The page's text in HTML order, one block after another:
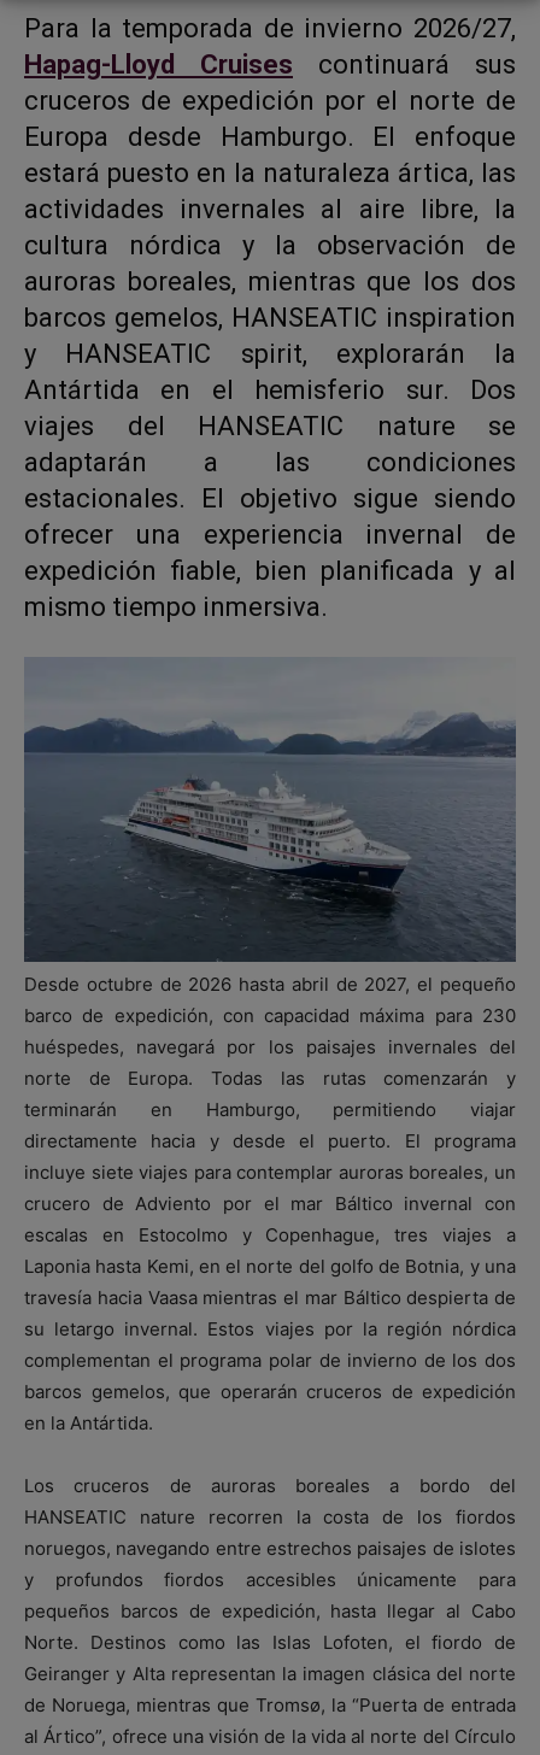
Para la temporada de invierno 2026/27,
Hapag-Lloyd Cruises continuará sus
cruceros de expedición por el norte de
Europa desde Hamburgo. El enfoque
estará puesto en la naturaleza ártica, las
actividades invernales al aire libre, la
cultura nórdica y la observación de
auroras boreales, mientras que los dos
barcos gemelos, HANSEATIC inspiration
y HANSEATIC spirit, explorarán la
Antártida en el hemisferio sur. Dos
viajes del HANSEATIC nature se
adaptarán a las condiciones
estacionales. El objetivo sigue siendo
ofrecer una experiencia invernal de
expedición fiable, bien planificada y al
mismo tiempo inmersiva.
Desde octubre de 2026 hasta abril de 2027, el pequeño
barco de expedición, con capacidad máxima para 230
huéspedes, navegará por los paisajes invernales del
norte de Europa. Todas las rutas comenzarán y
terminarán en Hamburgo, permitiendo viajar
directamente hacia y desde el puerto. El programa
incluye siete viajes para contemplar auroras boreales, un
crucero de Adviento por el mar Báltico invernal con
escalas en Estocolmo y Copenhague, tres viajes a
Laponia hasta Kemi, en el norte del golfo de Botnia, y una
travesía hacia Vaasa mientras el mar Báltico despierta de
su letargo invernal. Estos viajes por la región nórdica
complementan el programa polar de invierno de los dos
barcos gemelos, que operarán cruceros de expedición
en la Antártida.
Los cruceros de auroras boreales a bordo del
HANSEATIC nature recorren la costa de los fiordos
noruegos, navegando entre estrechos paisajes de islotes
y profundos fiordos accesibles únicamente para
pequeños barcos de expedición, hasta llegar al Cabo
Norte. Destinos como las Islas Lofoten, el fiordo de
Geiranger y Alta representan la imagen clásica del norte
de Noruega, mientras que Tromsø, la “Puerta de entrada
al Ártico”, ofrece una visión de la vida al norte del Círculo